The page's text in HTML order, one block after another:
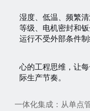
湿度、低温、频繁
等级、电机密封和
运行不受外部条件
心的工程思维，让
际生产节奏。
一体化集成：从单点